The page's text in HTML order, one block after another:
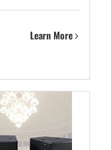
Learn More